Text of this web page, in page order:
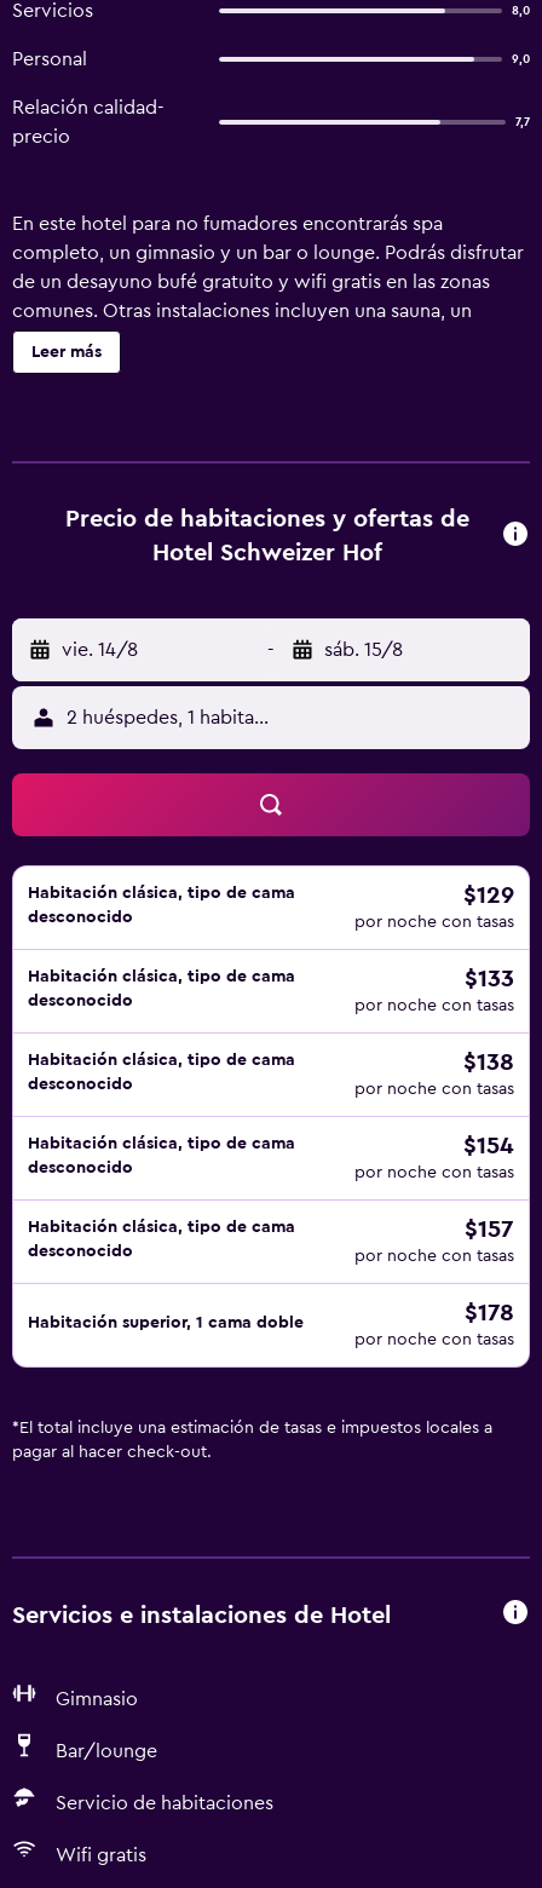
Servicios 8,0
Personal 9,0
Relación calidad-
precio
7,7
En este hotel para no fumadores encontrarás spa
completo, un gimnasio y un bar o lounge. Podrás disfrutar
de un desayuno bufé gratuito y wifi gratis en las zonas
comunes. Otras instalaciones incluyen una sauna, un
centro de conferencias y aparcamiento sin asistencia.
Hotel Schweizer Hof Kassel ofrece 98 alojamientos con
con bañera o ducha y secador de pelo. Este hotel en
Kassel ofrece acceso a Internet wifi gratis. Los servicios
agua gratuita y cortinas opacas. Se ofrece servicio de
limpieza todos los días y es posible solicitar tabla de
planchar con plancha. Los servicios de ocio y
esparcimiento en este hotel incluyen sauna y gimnasio. Se
pueden practicar las actividades de ocio y esparcimiento
que se indican más abajo en las instalaciones o cerca del
alojamiento (es posible que se aplique un recargo).
Leer más
Precio de habitaciones y ofertas de
Hotel Schweizer Hof
vie. 14/8 - sáb. 15/8
2 huéspedes, 1 habitación
Habitación clásica, tipo de cama
desconocido
$129
por noche con tasas
Habitación clásica, tipo de cama
desconocido
$133
por noche con tasas
Habitación clásica, tipo de cama
desconocido
$138
por noche con tasas
Habitación clásica, tipo de cama
desconocido
$154
por noche con tasas
Habitación clásica, tipo de cama
desconocido
$157
por noche con tasas
Habitación superior, 1 cama doble $178
por noche con tasas
* El total incluye una estimación de tasas e impuestos locales a
pagar al hacer check-out.
Servicios e instalaciones de Hotel
Gimnasio
Bar/lounge
Servicio de habitaciones
Wifi gratis